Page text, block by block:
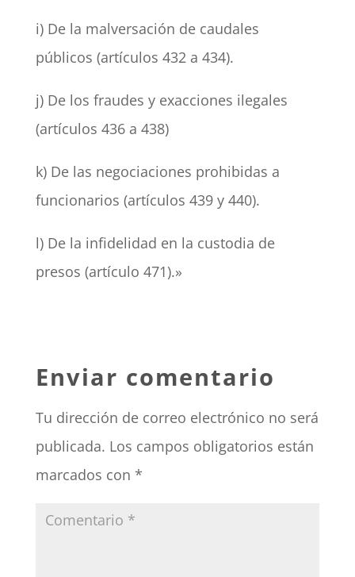
i) De la malversación de caudales
públicos (artículos 432 a 434).
j) De los fraudes y exacciones ilegales
(artículos 436 a 438)
k) De las negociaciones prohibidas a
funcionarios (artículos 439 y 440).
l) De la infidelidad en la custodia de
presos (artículo 471).»
Enviar comentario
Tu dirección de correo electrónico no será
publicada. Los campos obligatorios están
marcados con *